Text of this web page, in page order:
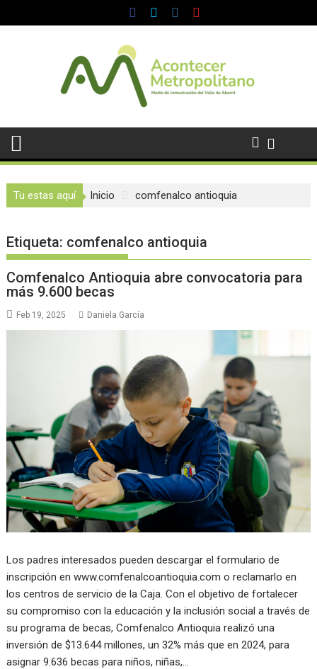
al
Tu estas aquí Inicio comfenalco antioquia
Etiqueta: comfenalco antioquia
Comfenalco Antioquia abre convocatoria para
más 9.600 becas
Feb 19, 2025 Daniela García
Los padres interesados pueden descargar el formulario de
inscripción en www.comfenalcoantioquia.com o reclamarlo en
los centros de servicio de la Caja. Con el objetivo de fortalecer
su compromiso con la educación y la inclusión social a través de
su programa de becas, Comfenalco Antioquia realizó una
inversión de $13.644 millones, un 32% más que en 2024, para
asignar 9.636 becas para niños, niñas,…